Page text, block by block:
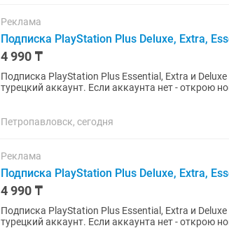
Реклама
Подписка PlayStation Plus Deluxe, Extra,
4 990 ₸
Подписка PlayStation Plus Essential, Extra и
турецкий аккаунт. Если аккаунта нет - открою новый. Почти во всех играх есть
Петропавловск, сегодня
Реклама
Подписка PlayStation Plus Deluxe, Extra,
4 990 ₸
Подписка PlayStation Plus Essential, Extra и
турецкий аккаунт. Если аккаунта нет - открою новый. Почти во всех играх есть